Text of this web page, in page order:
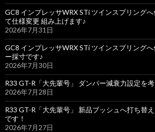
GC8 インプレッサWRX STi ツインスプリング
て仕様変更 組み上げます♪
2026年7月31日
GC8 インプレッサWRX STi ツインスプリン
ー採寸です♪
2026年7月30日
R33 GT-R「大先輩号」 ダンパー減衰力設定を
2026年7月28日
R33 GT-R「大先輩号」 新品ブッシュへ打ち替
です！
2026年7月27日